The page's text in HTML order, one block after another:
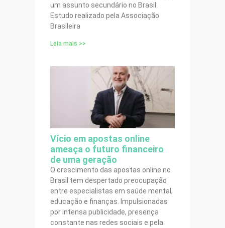
um assunto secundário no Brasil.
Estudo realizado pela Associação
Brasileira
Leia mais >>
Vício em apostas online
ameaça o futuro financeiro
de uma geração
O crescimento das apostas online no
Brasil tem despertado preocupação
entre especialistas em saúde mental,
educação e finanças. Impulsionadas
por intensa publicidade, presença
constante nas redes sociais e pela